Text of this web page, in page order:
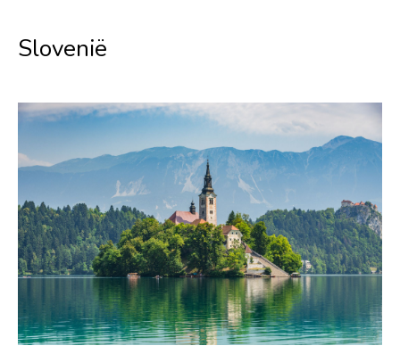
Slovenië